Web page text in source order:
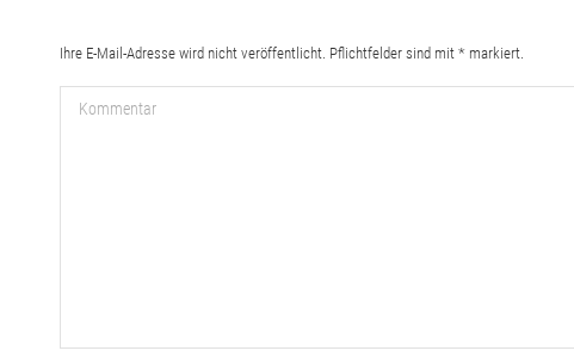
Ihre E-Mail-Adresse wird nicht veröffentlicht. Pflichtfelder sind mit * markiert.